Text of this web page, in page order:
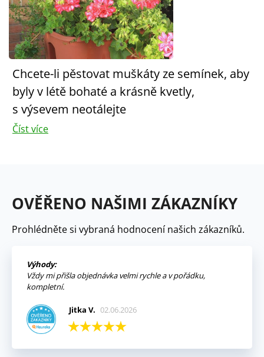
Chcete-li pěstovat muškáty ze semínek, aby
byly v létě bohaté a krásně kvetly,
s výsevem neotálejte
Číst více
OVĚŘENO NAŠIMI ZÁKAZNÍKY
Prohlédněte si vybraná hodnocení našich zákazníků.
Výhody:
Vždy mi přišla objednávka velmi rychle a v pořádku,
kompletní.
Jitka V. 02.06.2026